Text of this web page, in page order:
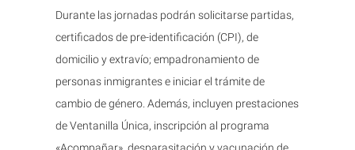
Durante las jornadas podrán solicitarse partidas,
certificados de pre-identificación (CPI), de
domicilio y extravío; empadronamiento de
personas inmigrantes e iniciar el trámite de
cambio de género. Además, incluyen prestaciones
de Ventanilla Única, inscripción al programa
«Acompañar», desparasitación y vacunación de